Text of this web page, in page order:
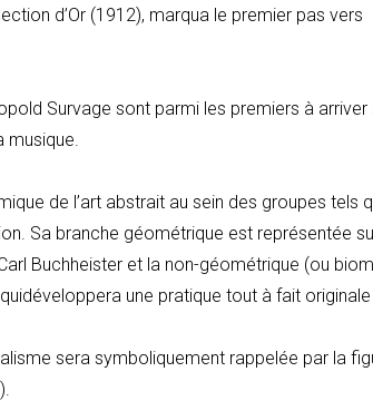
d’Or (1912), marqua le premier pas vers
Survage sont parmi les premiers à arriver
musique.
de l’art abstrait au sein des groupes tels
Sa branche géométrique est représentée
Buchheister et la non-géométrique (ou
une pratique tout à fait
sera symboliquement rappelée par la